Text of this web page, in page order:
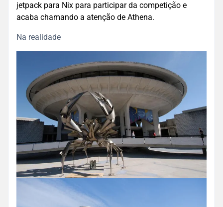
jetpack para Nix para participar da competição e
acaba chamando a atenção de Athena.
Na realidade